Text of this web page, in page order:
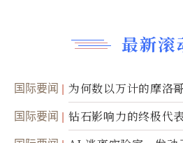
最新滚
国际要闻
为何数以万计的摩洛
达
国际要闻 钻石影响力的终极代